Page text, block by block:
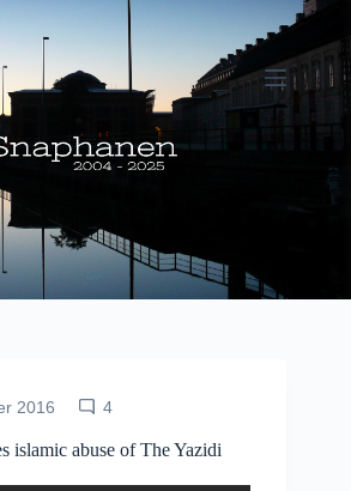
2016 4
islamic abuse of The Yazidi